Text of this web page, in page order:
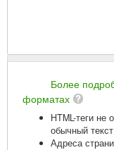
Более
форматах
HTML-теги не
обычный текст
Адреса